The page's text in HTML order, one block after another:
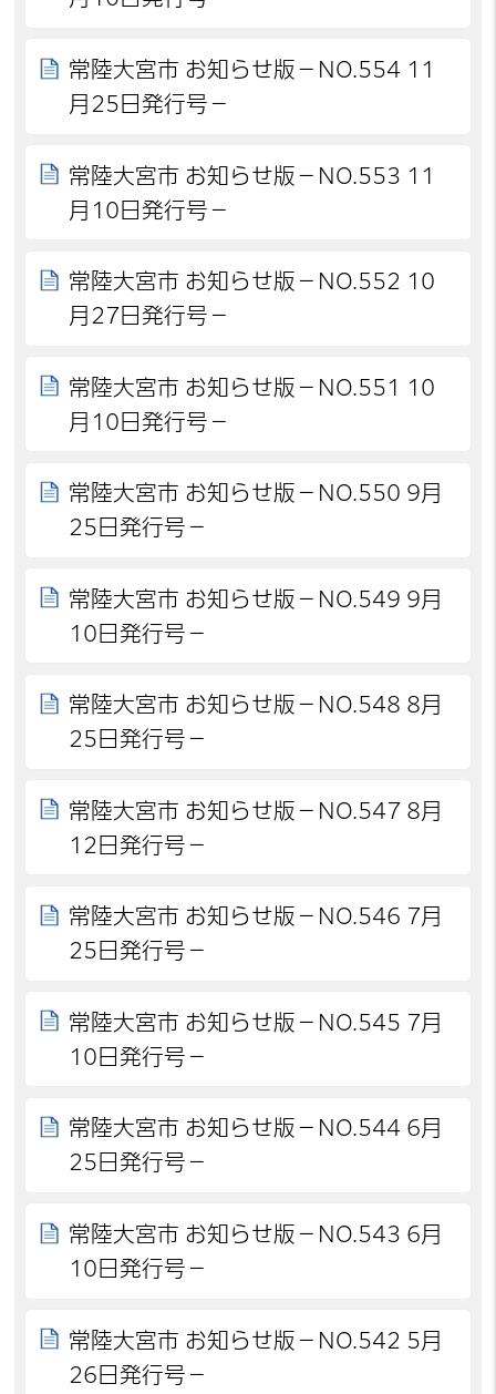
常陸大宮市 お知らせ版－NO.554 11
月25日発行号－
常陸大宮市 お知らせ版－NO.553 11
月10日発行号－
常陸大宮市 お知らせ版－NO.552 10
月27日発行号－
常陸大宮市 お知らせ版－NO.551 10
月10日発行号－
常陸大宮市 お知らせ版－NO.550 9月
25日発行号－
常陸大宮市 お知らせ版－NO.549 9月
10日発行号－
常陸大宮市 お知らせ版－NO.548 8月
25日発行号－
常陸大宮市 お知らせ版－NO.547 8月
12日発行号－
常陸大宮市 お知らせ版－NO.546 7月
25日発行号－
常陸大宮市 お知らせ版－NO.545 7月
10日発行号－
常陸大宮市 お知らせ版－NO.544 6月
25日発行号－
常陸大宮市 お知らせ版－NO.543 6月
10日発行号－
常陸大宮市 お知らせ版－NO.542 5月
26日発行号－